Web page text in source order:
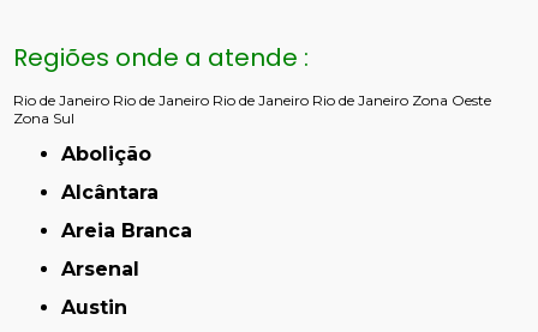
Regiões onde a atende :
Rio de Janeiro Rio de Janeiro Rio de Janeiro Rio de Janeiro Zona Oeste
Zona Sul
Abolição
Alcântara
Areia Branca
Arsenal
Austin